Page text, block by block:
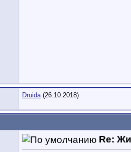
Druida(26.10.2018)
Re: